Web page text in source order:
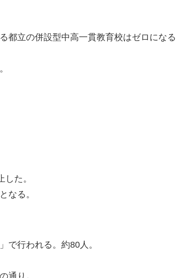
都立の併設型中高一貫教育校はゼロになる
た。
なる。
で行われる。約80人。